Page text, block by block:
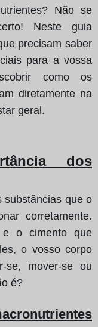
Não se
Neste guia
precisam saber
para a vossa
como os
diretamente na
geral.
dos
substâncias que o
corretamente.
o cimento que
o vosso corpo
se, mover-se ou
é?